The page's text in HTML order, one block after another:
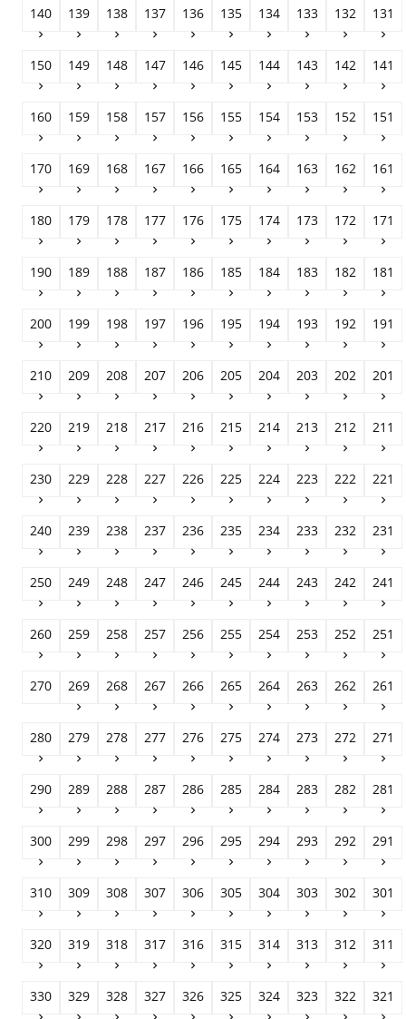
131

132

133

134

135

136

137

138

139

140

141

142

143

144

145

146

147

148

149

150

151

152

153

154

155

156

157

158

159

160

161

162

163

164

165

166

167

168

169

170

171

172

173

174

175

176

177

178

179

180

181

182

183

184

185

186

187

188

189

190

191

192

193

194

195

196

197

198

199

200

201

202

203

204

205

206

207

208

209

210

211

212

213

214

215

216

217

218

219

220

221

222

223

224

225

226

227

228

229

230

231

232

233

234

235

236

237

238

239

240

241

242

243

244

245

246

247

248

249

250

251

252

253

254

255

256

257

258

259

260

261

262

263

264

265

266

267

268

269

270
271

272

273

274

275

276

277

278

279

280

281

282

283

284

285

286

287

288

289

290

291

292

293

294

295

296

297

298

299

300

301

302

303

304

305

306

307

308

309

310

311

312

313

314

315

316

317

318

319

320

321
322
323
324
325
326
327
328
329
330